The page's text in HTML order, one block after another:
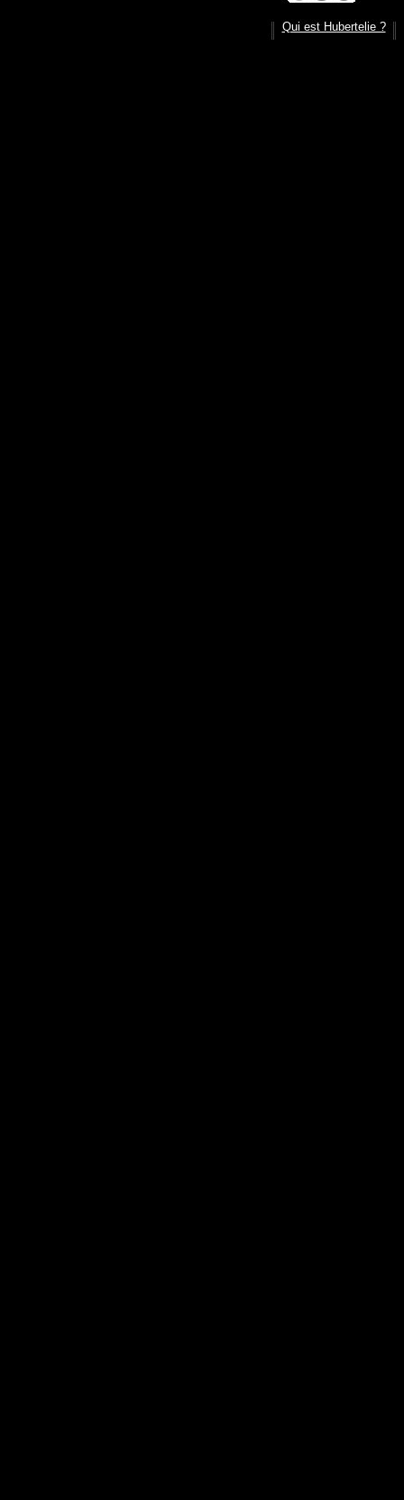
Qui est Hubertelie ?